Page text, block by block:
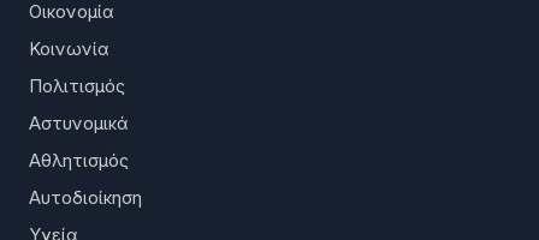
Οικονομία
Κοινωνία
Πολιτισμός
Αστυνομικά
Αθλητισμός
Αυτοδιοίκηση
Υγεία